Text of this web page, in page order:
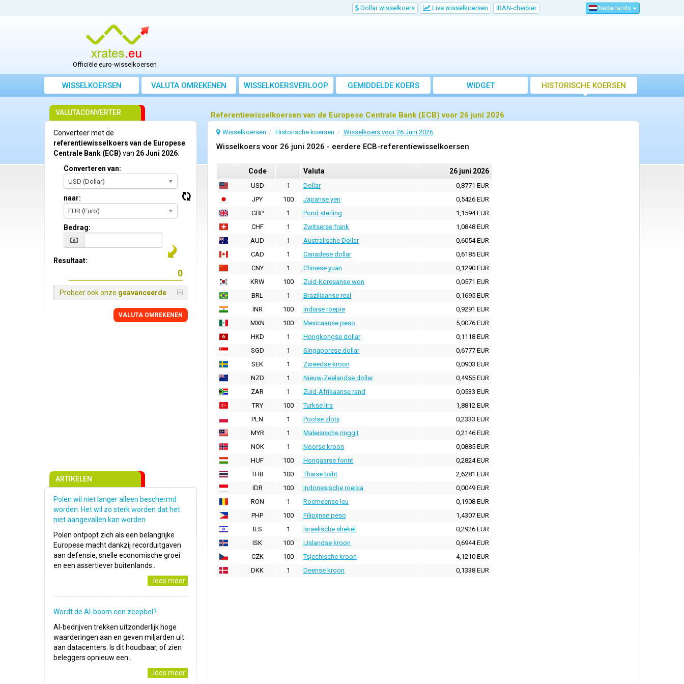
Dollar wisselkoers Live wisselkoersen IBAN-checker Nederlands
Officiële euro-wisselkoersen
WISSELKOERSEN VALUTA OMREKENEN WISSELKOERSVERLOOP GEMIDDELDE KOERS WIDGET HISTORISCHE KOERSEN
Referentiewisselkoersen van de Europese Centrale Bank (ECB) voor 26 juni 2026
Wisselkoersen Historische koersen Wisselkoers voor 26 Juni 2026
Wisselkoers voor 26 juni 2026 - eerdere ECB-referentiewisselkoersen
Code Valuta 26 juni 2026
USD 1 Dollar
0,8771 EUR
JPY
100 Japanse yen
0,5426 EUR
GBP
1 Pond sterling
1,1594 EUR
CHF
1 Zwitserse frank
1,0848 EUR
AUD
1 Australische Dollar
0,6054 EUR
CAD
1 Canadese dollar
0,6185 EUR
CNY
1 Chinese yuan
0,1290 EUR
KRW
100 Zuid-Koreaanse won
0,0571 EUR
BRL
1 Braziliaanse real
0,1695 EUR
INR
100 Indiase roepie
0,9291 EUR
MXN
100 Mexicaanse peso
5,0076 EUR
HKD
1 Hongkongse dollar
0,1118 EUR
SGD
1 Singaporese dollar
0,6777 EUR
SEK
1 Zweedse kroon
0,0903 EUR
NZD
1 Nieuw-Zeelandse dollar
0,4955 EUR
ZAR
1 Zuid-Afrikaanse rand
0,0533 EUR
TRY
100 Turkse lira
1,8812 EUR
PLN
1 Poolse zloty
0,2333 EUR
MYR
1 Maleisische ringgit
0,2146 EUR
NOK
1 Noorse kroon
0,0885 EUR
HUF
100 Hongaarse forint
0,2824 EUR
THB
100 Thaise baht
2,6281 EUR
IDR
100 Indonesische roepia
0,0049 EUR
RON
1 Roemeense leu
0,1908 EUR
PHP
100 Filipijnse peso
1,4307 EUR
ILS
1 Israëlische shekel
0,2926 EUR
ISK
100 IJslandse kroon
0,6944 EUR
CZK
100 Tsjechische kroon
4,1210 EUR
DKK
1 Deense kroon 0,1338 EUR
VALUTACONVERTER
Converteer met de
referentiewisselkoers van de Europese
Centrale Bank (ECB) van 26 Juni 2026:
Converteren van:
USD (Dollar)
naar:
EUR (Euro)
Bedrag:
Resultaat:
Probeer ook onze geavanceerde
VALUTA OMREKENEN
ARTIKELEN
Polen wil niet langer alleen beschermd
worden. Het wil zo sterk worden dat het
niet aangevallen kan worden
Polen ontpopt zich als een belangrijke
Europese macht dankzij recorduitgaven
aan defensie, snelle economische groei
en een assertiever buitenlands..
..lees meer
Wordt de AI-boom een zeepbel?
AI-bedrijven trekken uitzonderlijk hoge
waarderingen aan en geven miljarden uit
aan datacenters. Is dit houdbaar, of zien
beleggers opnieuw een..
..lees meer